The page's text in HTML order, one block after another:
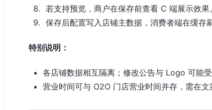
若支持预览，商户在保存前查看 C 端展示效果。
保存后配置写入店铺主数据，消费者端在缓存
特别说明：
各店铺数据相互隔离；修改公告与 Logo 可能
营业时间可与 O2O 门店营业时间并存，需在文